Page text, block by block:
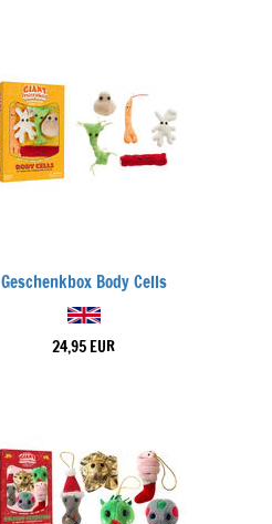
Geschenkbox Body Cells
24,95 EUR